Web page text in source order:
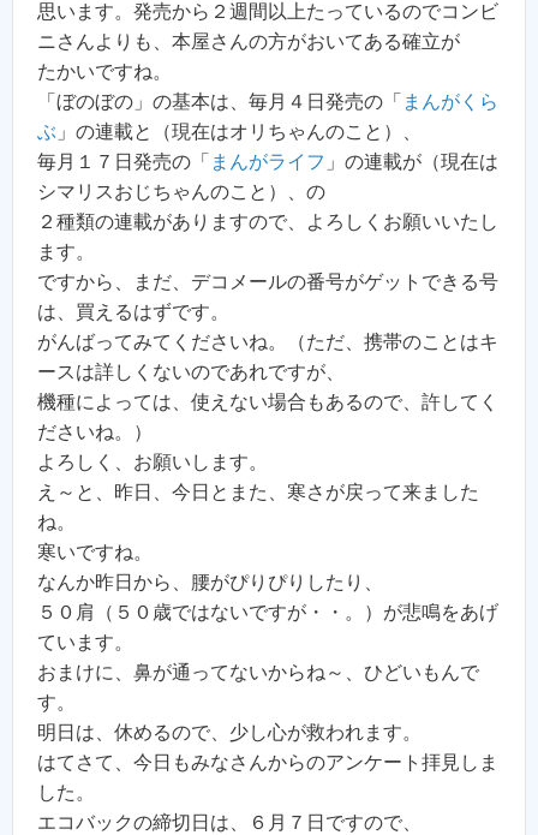
思います。発売から２週間以上たっているのでコンビ
ニさんよりも、本屋さんの方がおいてある確立が
たかいですね。
「ぼのぼの」の基本は、毎月４日発売の「 まんがくら
ぶ 」の連載と（現在はオリちゃんのこと）、
毎月１７日発売の「 まんがライフ 」の連載が（現在は
シマリスおじちゃんのこと）、の
２種類の連載がありますので、よろしくお願いいたし
ます。
ですから、まだ、デコメールの番号がゲットできる号
は、買えるはずです。
がんばってみてくださいね。（ただ、携帯のことはキ
ースは詳しくないのであれですが、
機種によっては、使えない場合もあるので、許してく
ださいね。）
よろしく、お願いします。
え～と、昨日、今日とまた、寒さが戻って来ました
ね。
寒いですね。
なんか昨日から、腰がぴりぴりしたり、
５０肩（５０歳ではないですが・・。）が悲鳴をあげ
ています。
おまけに、鼻が通ってないからね～、ひどいもんで
す。
明日は、休めるので、少し心が救われます。
はてさて、今日もみなさんからのアンケート拝見しま
した。
エコバックの締切日は、６月７日ですので、